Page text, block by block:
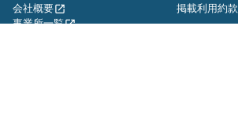
会社概要
事業所一覧
掲載利用約款